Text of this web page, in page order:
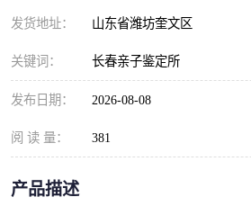
发货地址： 山东省潍坊奎文区
关键词： 长春亲子鉴定所
发布日期： 2026-08-08
阅 读 量： 381
产品描述